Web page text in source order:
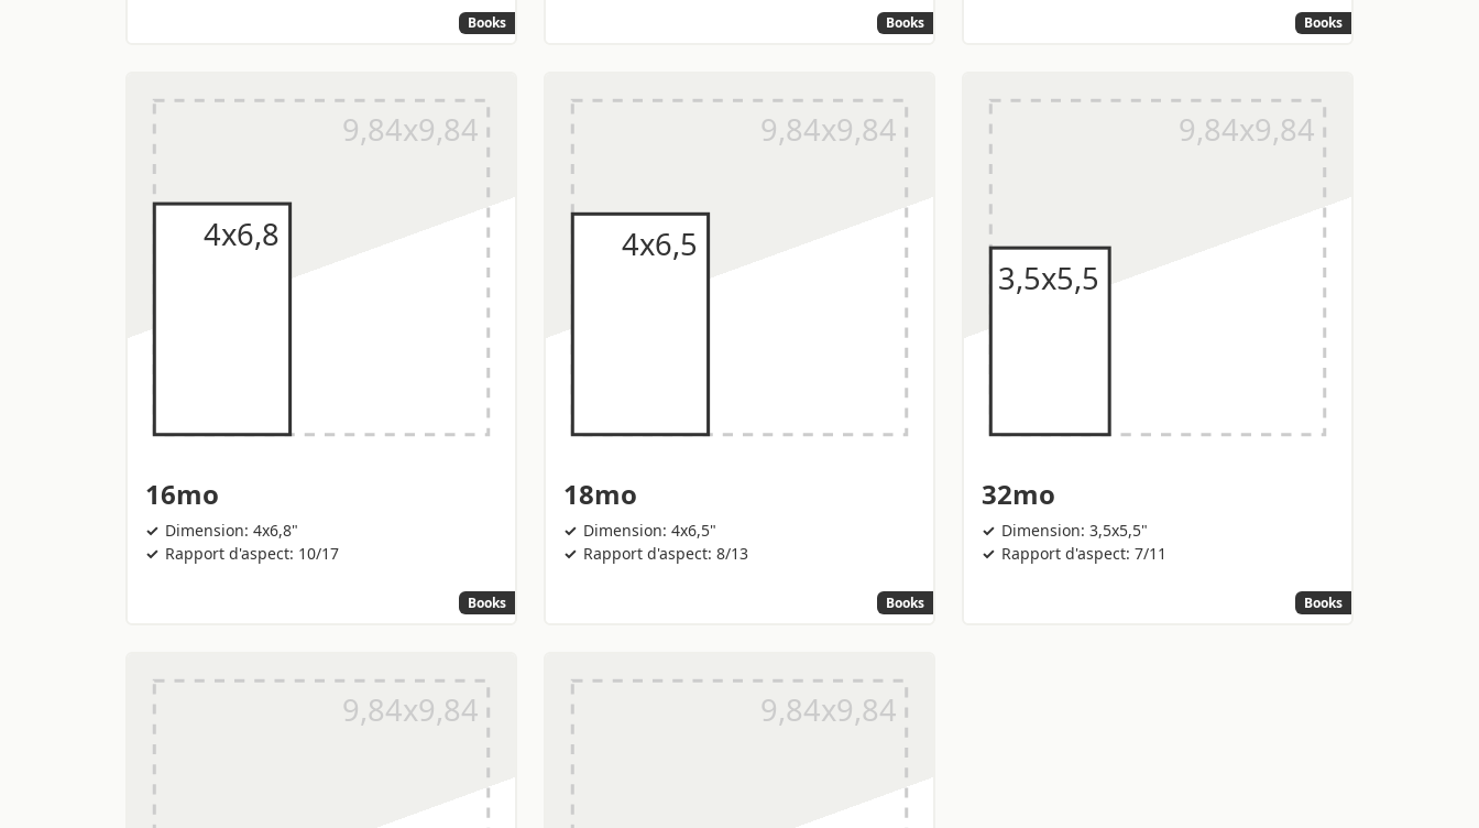
Books Books Books
16mo
Dimension: 4x6,8"
Rapport d'aspect: 10/17
Books
18mo
Dimension: 4x6,5"
Rapport d'aspect: 8/13
Books
32mo
Dimension: 3,5x5,5"
Rapport d'aspect: 7/11
Books